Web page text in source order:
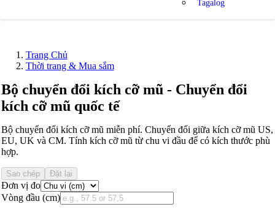
Tagalog
Trang Chủ
Thời trang & Mua sắm
Bộ chuyển đổi kích cỡ mũ - Chuyển đổi
kích cỡ mũ quốc tế
Bộ chuyển đổi kích cỡ mũ miễn phí. Chuyển đổi giữa kích cỡ mũ US,
EU, UK và CM. Tính kích cỡ mũ từ chu vi đầu để có kích thước phù
hợp.
Sao chép Đặt lại
Đơn vị đo
Vòng đầu (cm)